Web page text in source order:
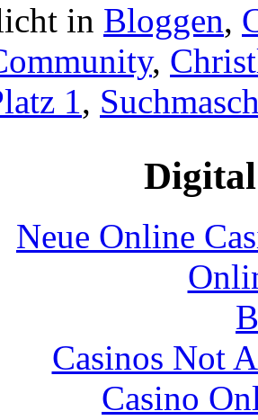
in Bloggen,
,
1,
Neue Online
Casinos Not
Casino